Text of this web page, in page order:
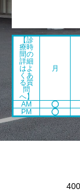
【診
療時
間の
詳細
はよ
くあ
る質
問
へ】
月
AM ⭕️
PM
⭕️